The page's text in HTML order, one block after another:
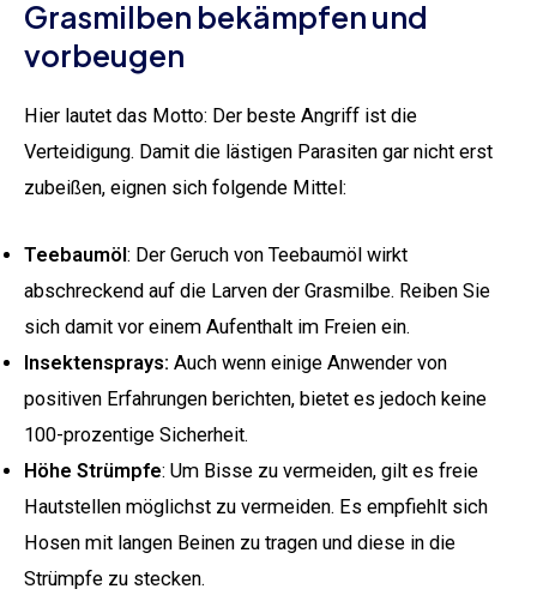
Grasmilben bekämpfen und
vorbeugen
Hier lautet das Motto: Der beste Angriff ist die
Verteidigung. Damit die lästigen Parasiten gar nicht erst
zubeißen, eignen sich folgende Mittel:
Teebaumöl: Der Geruch von Teebaumöl wirkt
abschreckend auf die Larven der Grasmilbe. Reiben Sie
sich damit vor einem Aufenthalt im Freien ein.
Insektensprays: Auch wenn einige Anwender von
positiven Erfahrungen berichten, bietet es jedoch keine
100-prozentige Sicherheit.
Höhe Strümpfe: Um Bisse zu vermeiden, gilt es freie
Hautstellen möglichst zu vermeiden. Es empfiehlt sich
Hosen mit langen Beinen zu tragen und diese in die
Strümpfe zu stecken.